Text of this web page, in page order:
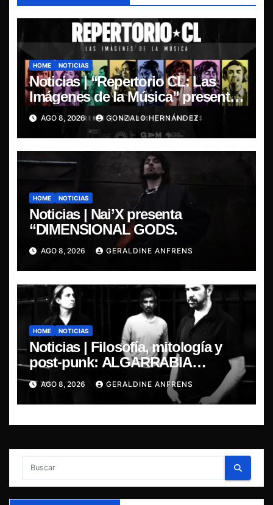
HOME NOTICIAS
Noticias | “Repertorio CL: Las
Imágenes de la Música” presenta
la esencia del nuevo sonido
nacional
AGO 8, 2026 GONZALO HERNÁNDEZ
HOME NOTICIAS
Noticias | Nai’X presenta
“DIMENSIONAL GODS.
AGO 8, 2026 GERALDINE ANFRENS
HOME NOTICIAS
Noticias | Filosofía, mitología y
post-punk: ALGARRABIA
presenta “Cantos de Sirena”
AGO 8, 2026 GERALDINE ANFRENS